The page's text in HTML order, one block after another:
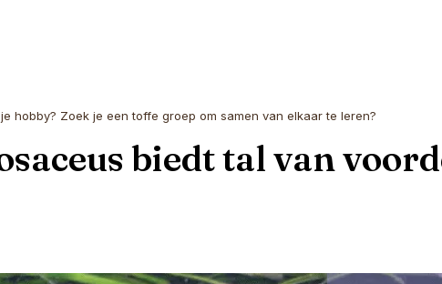
hobby? Zoek je een toffe groep om samen van elkaar te leren?
biedt tal van